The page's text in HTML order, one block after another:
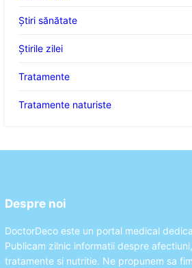
Ştiri sănătate
Știrile zilei
Tratamente
Tratamente naturiste
Despre noi
DoctorDeco este un portal medical
Publicam zilnic informatii despre
tratamente si nutritie. Ne propunem sa